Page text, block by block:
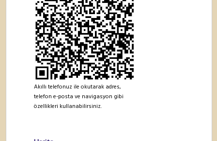
Akıllı telefonuz ile okutarak adres,
telefon e-posta ve navigasyon gibi
özellikleri kullanabilirsiniz.